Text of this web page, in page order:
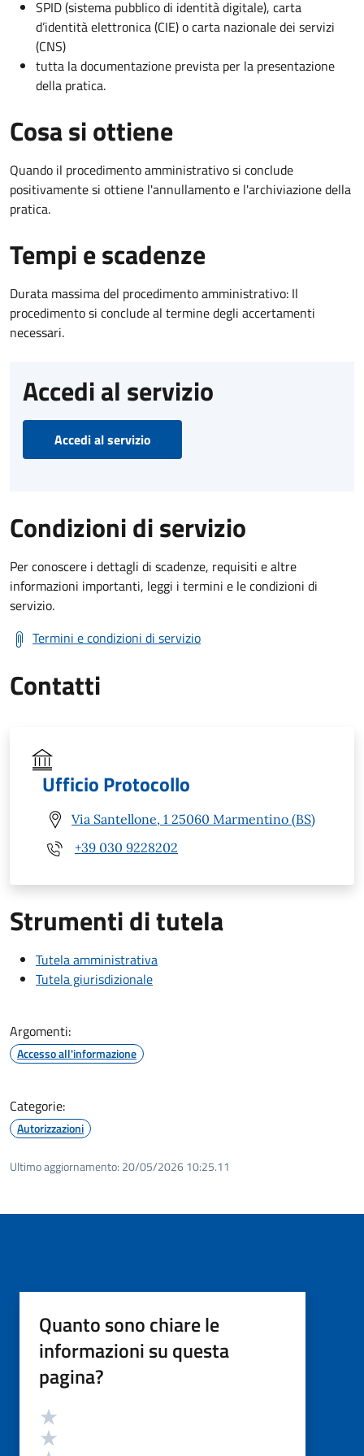
SPID (sistema pubblico di identità digitale), carta
d’identità elettronica (CIE) o carta nazionale dei servizi
(CNS)
tutta la documentazione prevista per la presentazione
della pratica.
Cosa si ottiene
Quando il procedimento amministrativo si conclude
positivamente si ottiene l'annullamento e l'archiviazione della
pratica.
Tempi e scadenze
Durata massima del procedimento amministrativo: Il
procedimento si conclude al termine degli accertamenti
necessari.
Accedi al servizio
Accedi al servizio
Condizioni di servizio
Per conoscere i dettagli di scadenze, requisiti e altre
informazioni importanti, leggi i termini e le condizioni di
servizio.
Termini e condizioni di servizio
Contatti
Ufficio Protocollo
Via Santellone, 1 25060 Marmentino (BS)
+39 030 9228202
Strumenti di tutela
Tutela amministrativa
Tutela giurisdizionale
Argomenti:
Accesso all'informazione
Categorie:
Autorizzazioni
Ultimo aggiornamento: 20/05/2026 10:25.11
Quanto sono chiare le
informazioni su questa
pagina?
Valutazione